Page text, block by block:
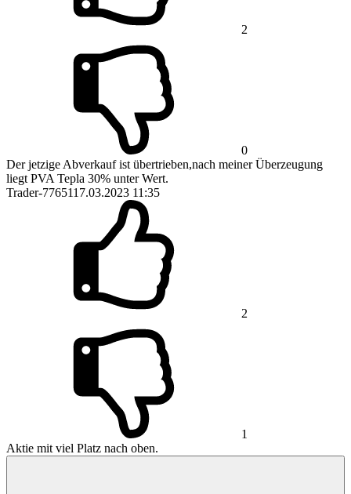
2
0
Der jetzige Abverkauf ist übertrieben,nach meiner Überzeugung
liegt PVA Tepla 30% unter Wert.
Trader-7765117.03.2023 11:35
2
1
Aktie mit viel Platz nach oben.